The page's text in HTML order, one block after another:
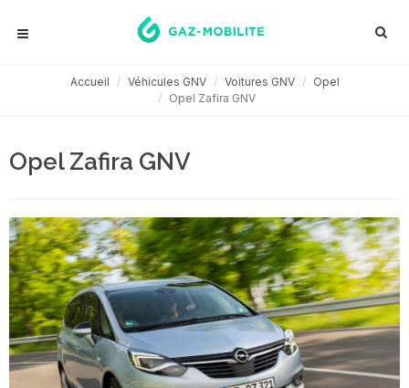
Accueil Véhicules GNV Voitures GNV
Opel
Opel Zafira GNV
Opel Zafira GNV